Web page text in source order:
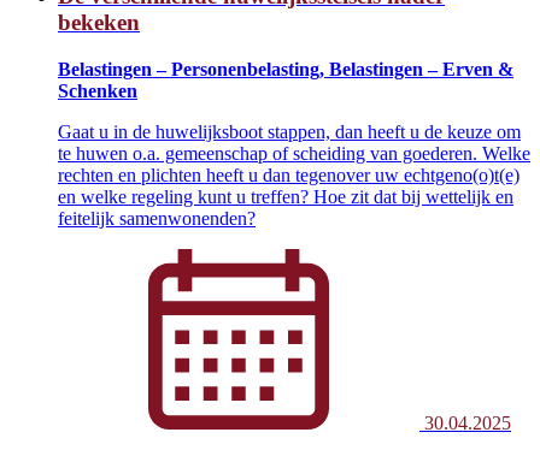
bekeken
Belastingen – Personenbelasting, Belastingen – Erven &
Schenken
Gaat u in de huwelijksboot stappen, dan heeft u de keuze om
te huwen o.a. gemeenschap of scheiding van goederen. Welke
rechten en plichten heeft u dan tegenover uw echtgeno(o)t(e)
en welke regeling kunt u treffen? Hoe zit dat bij wettelijk en
feitelijk samenwonenden?
30.04.2025